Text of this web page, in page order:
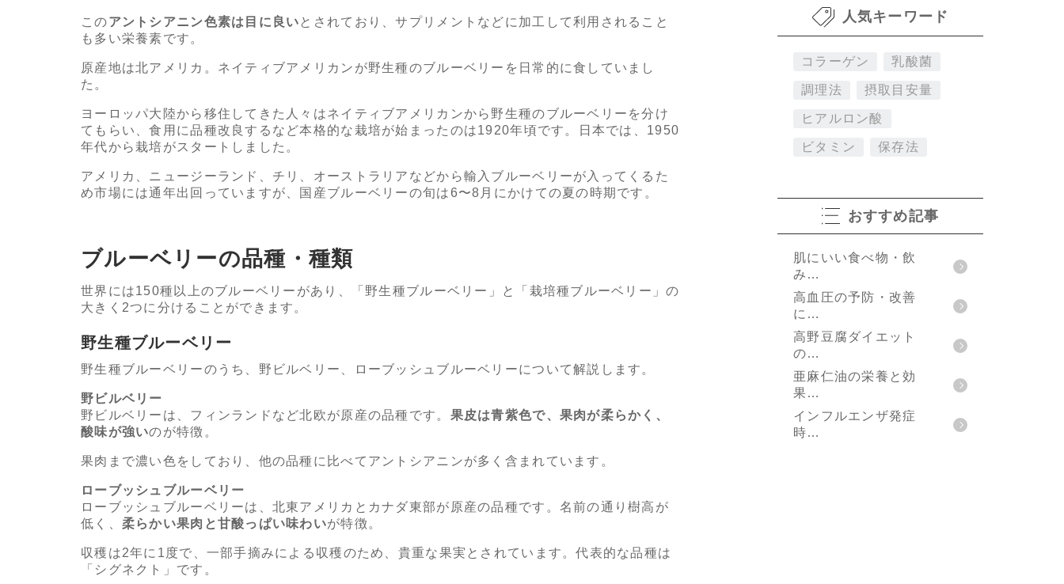
このアントシアニン色素は目に良い とされており、サプリメントなどに加工して利用されること
も多い栄養素です。
原産地は北アメリカ。ネイティブアメリカンが野生種のブルーベリーを日常的に食していまし
た。
ヨーロッパ大陸から移住してきた人々はネイティブアメリカンから野生種のブルーベリーを分け
てもらい、食用に品種改良するなど本格的な栽培が始まったのは1920年頃です。日本では、1950
年代から栽培がスタートしました。
アメリカ、ニュージーランド、チリ、オーストラリアなどから輸入ブルーベリーが入ってくるた
め市場には通年出回っていますが、国産ブルーベリーの旬は6〜8月にかけての夏の時期です。
ブルーベリーの品種・種類
世界には150種以上のブルーベリーがあり、「野生種ブルーベリー」と「栽培種ブルーベリー」の
大きく2つに分けることができます。
野生種ブルーベリー
野生種ブルーベリーのうち、野ビルベリー、ローブッシュブルーベリーについて解説します。
野ビルベリー
野ビルベリーは、フィンランドなど北欧が原産の品種です。 果皮は青紫色で、果肉が柔らかく、
酸味が強いのが特徴。
果肉まで濃い色をしており、他の品種に比べてアントシアニンが多く含まれています。
ローブッシュブルーベリー
ローブッシュブルーベリーは、北東アメリカとカナダ東部が原産の品種です。名前の通り樹高が
低く、 柔らかい果肉と甘酸っぱい味わいが特徴。
収穫は2年に1度で、一部手摘みによる収穫のため、貴重な果実とされています。代表的な品種は
「シグネクト」です。
人気キーワード
コラーゲン 乳酸菌
調理法 摂取目安量
ヒアルロン酸
ビタミン 保存法
おすすめ記事
肌にいい食べ物・飲
み…
高血圧の予防・改善
に…
高野豆腐ダイエット
の…
亜麻仁油の栄養と効
果…
インフルエンザ発症
時…